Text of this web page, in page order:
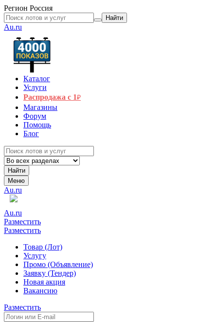
Регион Россия
Найти
Au.ru
Каталог
Услуги
Распродажа с 1₽
Магазины
Форум
Помощь
Блог
Найти
Меню
Au.ru
Au.ru
Разместить
Разместить
Товар (Лот)
Услугу
Промо (Объявление)
Заявку (Тендер)
Новая акция
Вакансию
Разместить